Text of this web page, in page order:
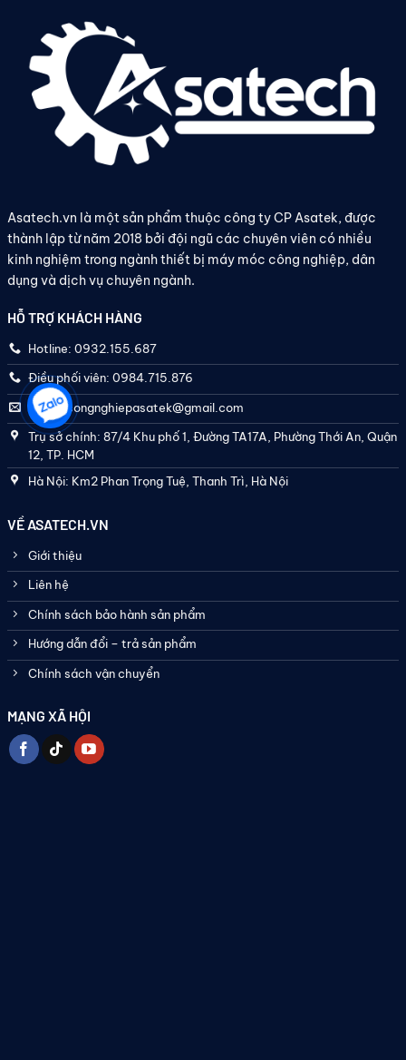
Asatech.vn là một sản phẩm thuộc công ty CP Asatek, được
thành lập từ năm 2018 bởi đội ngũ các chuyên viên có nhiều
kinh nghiệm trong ngành thiết bị máy móc công nghiệp, dân
dụng và dịch vụ chuyên ngành.
HỖ TRỢ KHÁCH HÀNG
Hotline: 0932.155.687
Điều phối viên: 0984.715.876
thietbicongnghiepasatek@gmail.com
Trụ sở chính: 87/4 Khu phố 1, Đường TA17A, Phường Thới An, Quận
12, TP. HCM
Hà Nội: Km2 Phan Trọng Tuệ, Thanh Trì, Hà Nội
VỀ ASATECH.VN
Giới thiệu
Liên hệ
Chính sách bảo hành sản phẩm
Hướng dẫn đổi – trả sản phẩm
Chính sách vận chuyển
MẠNG XÃ HỘI